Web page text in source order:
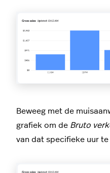
Beweeg met de
grafiek om de Bruto
van dat specifieke uur